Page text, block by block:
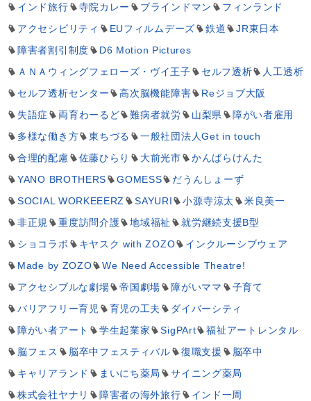
インド旅行
寺院カレー ブラインドマン
フィンランド
アクセシビリティ
EUフィルムデーズ 鉄道
JR東日本
障害者割引制度
D6 Motion Pictures
ＡＮＡウィングフェローズ・ヴイ王子
セルフ透析
人工透析
セルフ透析センター
高次脳機能障害
Reジョブ大阪
失語症
両育わーるど 難病者就労 山梨県
障がい者雇用
多様な働き方
東ちづる
一般社団法人Get in touch
合理的配慮
佐藤ひらり 大前光市
かんばらけんた
YANO BROTHERS
GOMESS
だうんしょーず
SOCIAL WORKEEERZ
SAYURI 小源寺涼太
米良美一
非正規
重度訪問介護 地域福祉
就労継続支援B型
ショコラボ
キヤスク with ZOZO
インクルーシブウェア
Made by ZOZO
We Need Accessible Theatre!
アクセシブルな劇場
帝国劇場 障がいママ
子育て
バリアフリー育児
育児の工夫
ダイバーシティ
障がい者アート
学生起業家 SigPArt
福祉アートレンタル
脳フェス
脳卒中フェスティバル 復職支援
脳卒中
キャリアランド
まいにち薬局
サイニング薬局
株式会社ヤナリ
障害者の海外旅行
インド一周